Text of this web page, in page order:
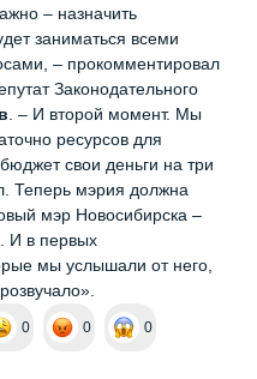
– назначить
заниматься всеми
– прокомментировал
Законодательного
. – И второй момент. Мы
ресурсов для
свои деньги на три
Теперь мэрия должна
мэр Новосибирска –
И в первых
мы услышали от него,
0 0 0